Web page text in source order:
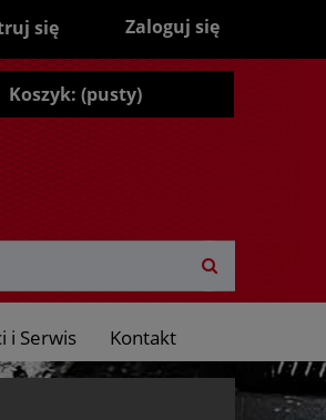
się Zaloguj się
Koszyk: (pusty)
i Serwis Kontakt